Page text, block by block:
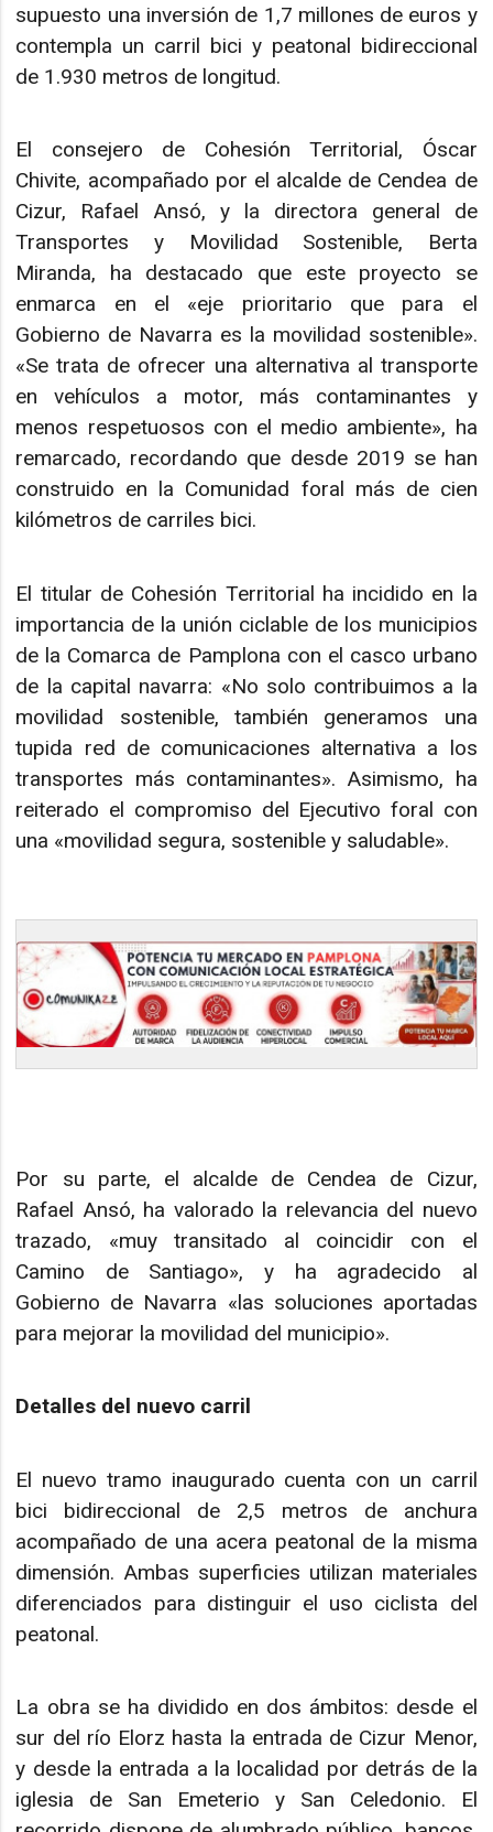
supuesto una inversión de 1,7 millones de euros y
contempla un carril bici y peatonal bidireccional
de 1.930 metros de longitud.
El consejero de Cohesión Territorial, Óscar
Chivite, acompañado por el alcalde de Cendea de
Cizur, Rafael Ansó, y la directora general de
Transportes y Movilidad Sostenible, Berta
Miranda, ha destacado que este proyecto se
enmarca en el «eje prioritario que para el
Gobierno de Navarra es la movilidad sostenible».
«Se trata de ofrecer una alternativa al transporte
en vehículos a motor, más contaminantes y
menos respetuosos con el medio ambiente», ha
remarcado, recordando que desde 2019 se han
construido en la Comunidad foral más de cien
kilómetros de carriles bici.
El titular de Cohesión Territorial ha incidido en la
importancia de la unión ciclable de los municipios
de la Comarca de Pamplona con el casco urbano
de la capital navarra: «No solo contribuimos a la
movilidad sostenible, también generamos una
tupida red de comunicaciones alternativa a los
transportes más contaminantes». Asimismo, ha
reiterado el compromiso del Ejecutivo foral con
una «movilidad segura, sostenible y saludable».
Por su parte, el alcalde de Cendea de Cizur,
Rafael Ansó, ha valorado la relevancia del nuevo
trazado, «muy transitado al coincidir con el
Camino de Santiago», y ha agradecido al
Gobierno de Navarra «las soluciones aportadas
para mejorar la movilidad del municipio».
Detalles del nuevo carril
El nuevo tramo inaugurado cuenta con un carril
bici bidireccional de 2,5 metros de anchura
acompañado de una acera peatonal de la misma
dimensión. Ambas superficies utilizan materiales
diferenciados para distinguir el uso ciclista del
peatonal.
La obra se ha dividido en dos ámbitos: desde el
sur del río Elorz hasta la entrada de Cizur Menor,
y desde la entrada a la localidad por detrás de la
iglesia de San Emeterio y San Celedonio. El